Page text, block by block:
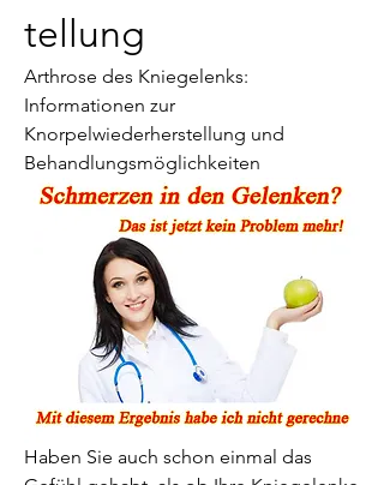
tellung
Arthrose des Kniegelenks:
Informationen zur
Knorpelwiederherstellung und
Behandlungsmöglichkeiten
Haben Sie auch schon einmal das